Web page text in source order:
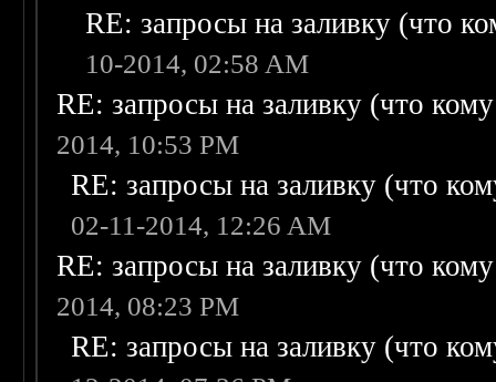
RE: запросы на заливку (что
10-2014, 02:58 AM
RE: запросы на заливку (что
2014, 10:53 PM
RE: запросы на заливку (что
02-11-2014, 12:26 AM
RE: запросы на заливку (что
2014, 08:23 PM
RE: запросы на заливку (что